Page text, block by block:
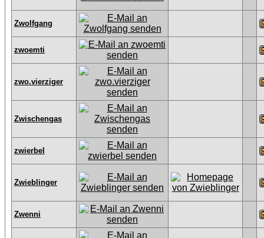
Zwolfgang
zwoemti
zwo.vierziger
Zwischengas
zwierbel
Zwieblinger
Zwenni